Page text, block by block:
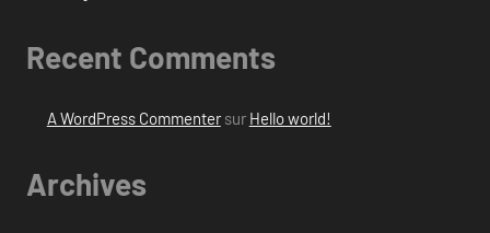
Recent Comments
A WordPress Commentersur Hello world!
Archives